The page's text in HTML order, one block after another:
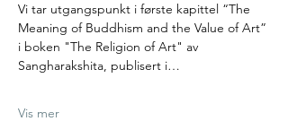
Vi tar utgangspunkt i første kapittel “The
Meaning of Buddhism and the Value of Art”
i boken "The Religion of Art" av
Sangharakshita, publisert i…
Vis mer